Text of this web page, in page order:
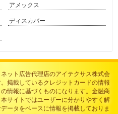
アメックス
ディスカバー
ネット広告代理店のアイテクサス株式会
掲載しているクレジットカードの情報
情報に基づくものになります。金融商
サイトではユーザーに分かりやすく解
ータをベースに情報を掲載しておりま